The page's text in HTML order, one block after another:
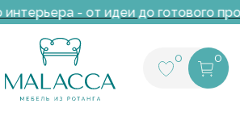
- от идеи до готового